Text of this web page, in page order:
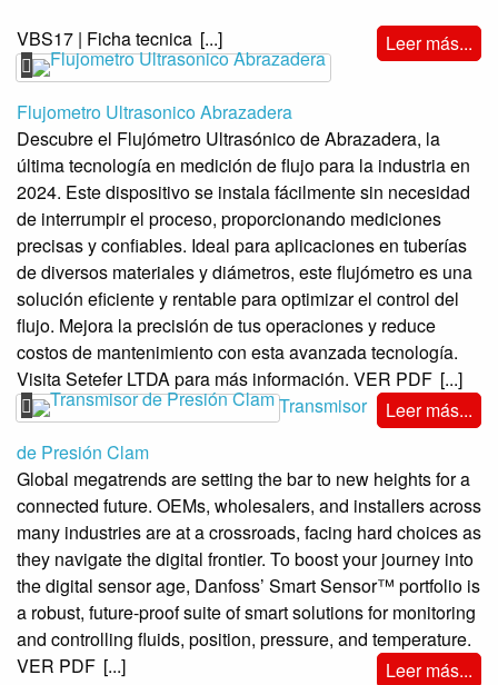
VBS17 | Ficha tecnica [...] Leer más...
Flujometro Ultrasonico Abrazadera
Descubre el Flujómetro Ultrasónico de Abrazadera, la
última tecnología en medición de flujo para la industria en
2024. Este dispositivo se instala fácilmente sin necesidad
de interrumpir el proceso, proporcionando mediciones
precisas y confiables. Ideal para aplicaciones en tuberías
de diversos materiales y diámetros, este flujómetro es una
solución eficiente y rentable para optimizar el control del
flujo. Mejora la precisión de tus operaciones y reduce
costos de mantenimiento con esta avanzada tecnología.
Visita Setefer LTDA para más información. VER PDF [...]
Leer más...
Transmisor
de Presión Clam
Global megatrends are setting the bar to new heights for a
connected future. OEMs, wholesalers, and installers across
many industries are at a crossroads, facing hard choices as
they navigate the digital frontier. To boost your journey into
the digital sensor age, Danfoss’ Smart Sensor™ portfolio is
a robust, future-proof suite of smart solutions for monitoring
and controlling fluids, position, pressure, and temperature.
VER PDF [...] Leer más...